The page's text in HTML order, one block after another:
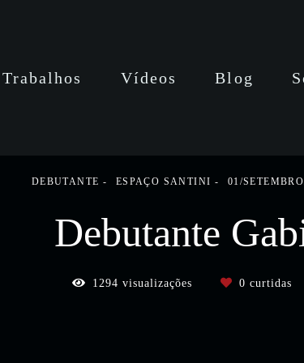
Trabalhos Vídeos Blog
DEBUTANTE ESPAÇO SANTINI 01/
Debutante
1294 visualizações 0 curtidas